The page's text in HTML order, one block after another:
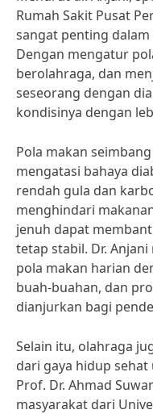
Rumah Sakit Pusat
sangat penting
Dengan mengatur
berolahraga, dan
seseorang dengan
kondisinya dengan
Pola makan
mengatasi bahaya
rendah gula dan
menghindari
jenuh dapat
tetap stabil. Dr.
pola makan harian
buah-buahan, dan
dianjurkan bagi
Selain itu, olahraga
dari gaya hidup
Prof. Dr. Ahmad
masyarakat dari